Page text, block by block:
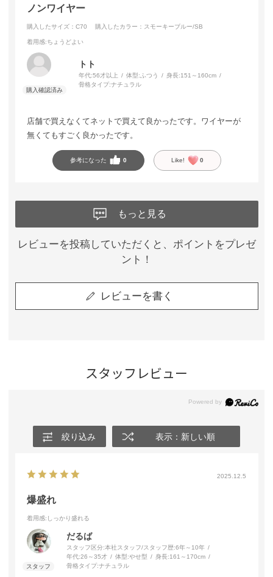
ノンワイヤー
購入したサイズ：C70 購入したカラー：スモーキーブルー/SB
着用感:ちょうどよい
トト
年代:56才以上 体型: ふつう 身長:151～160cm
骨格タイプ:ナチュラル
店舗で買えなくてネットで買えて良かったです。ワイヤーが
無くてもすごく良かったです。
参考になった 0 Like! 0
もっと見る
レビューを投稿していただくと、ポイントをプレゼ
ント！
レビューを書く
スタッフレビュー
絞り込み 表示：新しい順
2025.12.5
爆盛れ
着用感:しっかり盛れる
だるば
スタッフ区分:本社スタッフ/スタッフ歴:6年～10年
年代:26～35才 体型:やせ型 身長:161～170cm
骨格タイプ:ナチュラル